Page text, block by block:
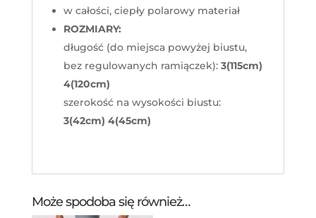
w całości, ciepły polarowy materiał
ROZMIARY:
długość (do miejsca powyżej biustu,
bez regulowanych ramiączek): 3(115cm)
4(120cm)
szerokość na wysokości biustu:
3(42cm) 4(45cm)
Może spodoba się również…